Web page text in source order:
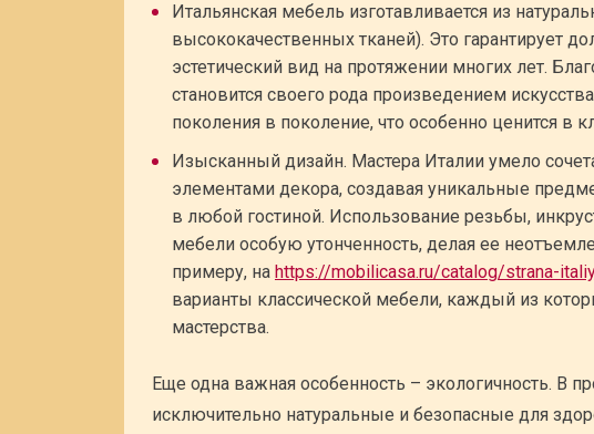
Итальянская мебель изготавливается из
высококачественных тканей). Это гарантирует
эстетический вид на протяжении многих лет.
становится своего рода произведением
поколения в поколение, что особенно ценится в
Изысканный дизайн. Мастера Италии умело
элементами декора, создавая уникальные
в любой гостиной. Использование резьбы,
мебели особую утонченность, делая ее
примеру, на https://mobilicasa.ru/catalog/strana-
варианты классической мебели, каждый из
мастерства.
Еще одна важная особенность – экологичность. В
исключительно натуральные и безопасные для